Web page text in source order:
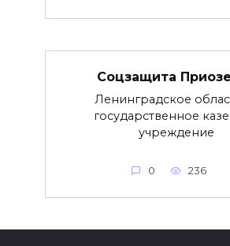
Соцзащита
Ленинградское
государственное
учреждение
0 236